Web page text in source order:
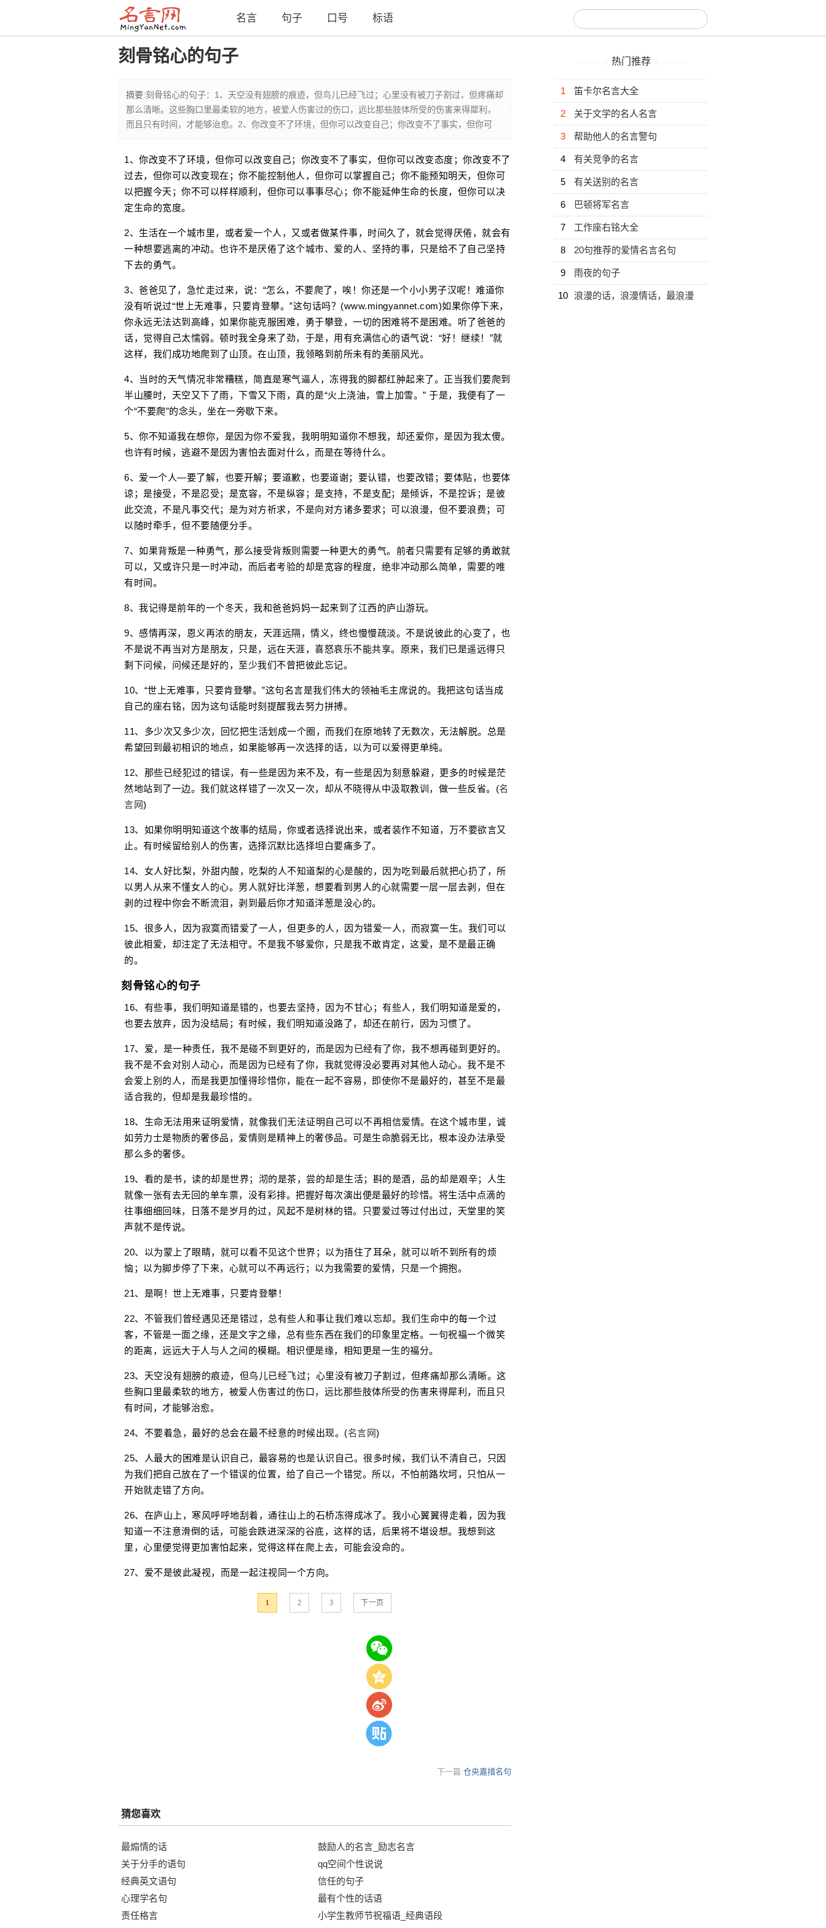
名言 句子 口号 标语
刻骨铭心的句子
摘要:刻骨铭心的句子：1、天空没有翅膀的痕迹，但鸟儿已经飞过；心里没有被刀子割过，但疼痛却
那么清晰。这些胸口里最柔软的地方，被爱人伤害过的伤口，远比那些肢体所受的伤害来得犀利，
而且只有时间，才能够治愈。2、你改变不了环境，但你可以改变自己；你改变不了事实，但你可
1、你改变不了环境，但你可以改变自己；你改变不了事实，但你可以改变态度；你改变不了
过去，但你可以改变现在；你不能控制他人，但你可以掌握自己；你不能预知明天，但你可
以把握今天；你不可以样样顺利，但你可以事事尽心；你不能延伸生命的长度，但你可以决
定生命的宽度。
2、生活在一个城市里，或者爱一个人，又或者做某件事，时间久了，就会觉得厌倦，就会有
一种想要逃离的冲动。也许不是厌倦了这个城市、爱的人、坚持的事，只是给不了自己坚持
下去的勇气。
3、爸爸见了，急忙走过来，说：“怎么，不要爬了，唉！你还是一个小小男子汉呢！难道你
没有听说过“世上无难事，只要肯登攀。”这句话吗？(www.mingyannet.com)如果你停下来，
你永远无法达到高峰，如果你能克服困难，勇于攀登，一切的困难将不是困难。听了爸爸的
话，觉得自己太懦弱。顿时我全身来了劲，于是，用有充满信心的语气说：“好！继续！”就
这样，我们成功地爬到了山顶。在山顶，我领略到前所未有的美丽风光。
4、当时的天气情况非常糟糕，简直是寒气逼人，冻得我的脚都红肿起来了。正当我们要爬到
半山腰时，天空又下了雨，下雪又下雨，真的是“火上浇油，雪上加雪。” 于是，我便有了一
个“不要爬”的念头，坐在一旁歇下来。
5、你不知道我在想你，是因为你不爱我，我明明知道你不想我，却还爱你，是因为我太傻。
也许有时候，逃避不是因为害怕去面对什么，而是在等待什么。
6、爱一个人—要了解，也要开解；要道歉，也要道谢；要认错，也要改错；要体贴，也要体
谅；是接受，不是忍受；是宽容，不是纵容；是支持，不是支配；是倾诉，不是控诉；是彼
此交流，不是凡事交代；是为对方祈求，不是向对方诸多要求；可以浪漫，但不要浪费；可
以随时牵手，但不要随便分手。
7、如果背叛是一种勇气，那么接受背叛则需要一种更大的勇气。前者只需要有足够的勇敢就
可以，又或许只是一时冲动，而后者考验的却是宽容的程度，绝非冲动那么简单，需要的唯
有时间。
8、我记得是前年的一个冬天，我和爸爸妈妈一起来到了江西的庐山游玩。
9、感情再深，恩义再浓的朋友，天涯远隔，情义，终也慢慢疏淡。不是说彼此的心变了，也
不是说不再当对方是朋友，只是，远在天涯，喜怒哀乐不能共享。原来，我们已是遥远得只
剩下问候，问候还是好的，至少我们不曾把彼此忘记。
10、“世上无难事，只要肯登攀。”这句名言是我们伟大的领袖毛主席说的。我把这句话当成
自己的座右铭，因为这句话能时刻提醒我去努力拼搏。
11、多少次又多少次，回忆把生活划成一个圈，而我们在原地转了无数次，无法解脱。总是
希望回到最初相识的地点，如果能够再一次选择的话，以为可以爱得更单纯。
12、那些已经犯过的错误，有一些是因为来不及，有一些是因为刻意躲避，更多的时候是茫
然地站到了一边。我们就这样错了一次又一次，却从不晓得从中汲取教训，做一些反省。(名
言网)
13、如果你明明知道这个故事的结局，你或者选择说出来，或者装作不知道，万不要欲言又
止。有时候留给别人的伤害，选择沉默比选择坦白要痛多了。
14、女人好比梨，外甜内酸，吃梨的人不知道梨的心是酸的，因为吃到最后就把心扔了，所
以男人从来不懂女人的心。男人就好比洋葱，想要看到男人的心就需要一层一层去剥，但在
剥的过程中你会不断流泪，剥到最后你才知道洋葱是没心的。
15、很多人，因为寂寞而错爱了一人，但更多的人，因为错爱一人，而寂寞一生。我们可以
彼此相爱，却注定了无法相守。不是我不够爱你，只是我不敢肯定，这爱，是不是最正确
的。
刻骨铭心的句子
16、有些事，我们明知道是错的，也要去坚持，因为不甘心；有些人，我们明知道是爱的，
也要去放弃，因为没结局；有时候，我们明知道没路了，却还在前行，因为习惯了。
17、爱，是一种责任，我不是碰不到更好的，而是因为已经有了你，我不想再碰到更好的。
我不是不会对别人动心，而是因为已经有了你，我就觉得没必要再对其他人动心。我不是不
会爱上别的人，而是我更加懂得珍惜你，能在一起不容易，即使你不是最好的，甚至不是最
适合我的，但却是我最珍惜的。
18、生命无法用来证明爱情，就像我们无法证明自己可以不再相信爱情。在这个城市里，诚
如劳力士是物质的奢侈品，爱情则是精神上的奢侈品。可是生命脆弱无比，根本没办法承受
那么多的奢侈。
19、看的是书，读的却是世界；沏的是茶，尝的却是生活；斟的是酒，品的却是艰辛；人生
就像一张有去无回的单车票，没有彩排。把握好每次演出便是最好的珍惜。将生活中点滴的
往事细细回味，日落不是岁月的过，风起不是树林的错。只要爱过等过付出过，天堂里的笑
声就不是传说。
20、以为蒙上了眼睛，就可以看不见这个世界；以为捂住了耳朵，就可以听不到所有的烦
恼；以为脚步停了下来，心就可以不再远行；以为我需要的爱情，只是一个拥抱。
21、是啊！世上无难事，只要肯登攀！
22、不管我们曾经遇见还是错过，总有些人和事让我们难以忘却。我们生命中的每一个过
客，不管是一面之缘，还是文字之缘，总有些东西在我们的印象里定格。一句祝福一个微笑
的距离，远远大于人与人之间的模糊。相识便是缘，相知更是一生的福分。
23、天空没有翅膀的痕迹，但鸟儿已经飞过；心里没有被刀子割过，但疼痛却那么清晰。这
些胸口里最柔软的地方，被爱人伤害过的伤口，远比那些肢体所受的伤害来得犀利，而且只
有时间，才能够治愈。
24、不要着急，最好的总会在最不经意的时候出现。(名言网)
25、人最大的困难是认识自己，最容易的也是认识自己。很多时候，我们认不清自己，只因
为我们把自己放在了一个错误的位置，给了自己一个错觉。所以，不怕前路坎坷，只怕从一
开始就走错了方向。
26、在庐山上，寒风呼呼地刮着，通往山上的石桥冻得成冰了。我小心翼翼得走着，因为我
知道一不注意滑倒的话，可能会跌进深深的谷底，这样的话，后果将不堪设想。我想到这
里，心里便觉得更加害怕起来，觉得这样在爬上去，可能会没命的。
27、爱不是彼此凝视，而是一起注视同一个方向。
1 2 3 下一页
下一篇:仓央嘉措名句
猜您喜欢
最煽情的话
鼓励人的名言_励志名言
关于分手的语句
qq空间个性说说
经典英文语句
信任的句子
心理学名句
最有个性的话语
责任格言
小学生教师节祝福语_经典语段
热门推荐
1 笛卡尔名言大全
2 关于文学的名人名言
3 帮助他人的名言警句
4 有关竞争的名言
5 有关送别的名言
6 巴顿将军名言
7 工作座右铭大全
8 20句推荐的爱情名言名句
9 雨夜的句子
10 浪漫的话，浪漫情话，最浪漫